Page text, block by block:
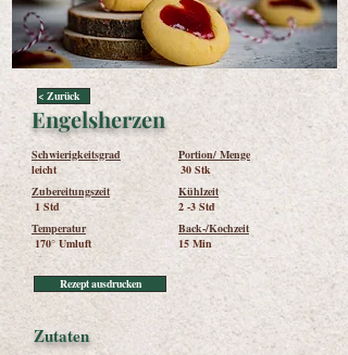
< Zurück
Engelsherzen
Schwierigkeitsgrad
leicht
Zubereitungszeit
1 Std
Temperatur
170° Umluft
Portion/ Menge
30 Stk
Kühlzeit
2 -3 Std
Back-/Kochzeit
15 Min
Rezept ausdrucken
Zutaten